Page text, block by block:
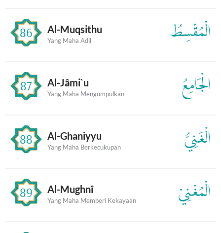
86 Al-Muqsithu
Yang Maha Adil الْمُقْسِطُ
87 Al-Jâmi`u
Yang Maha Mengumpulkan الْجَامِعُ
88 Al-Ghaniyyu
Yang Maha Berkecukupan الْغَنِيُّ
89 Al-Mughnî
Yang Maha Memberi Kekayaan الْمُغْنِيْ